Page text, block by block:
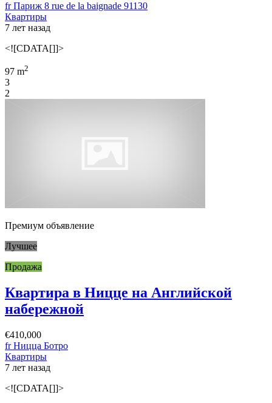
fr Париж 8 rue de la baignade 91130
Квартиры
7 лет назад
<![CDATA[]]>
97 m2
3
2
Премиум объявление
Лучшее
Продажа
Квартира в Ницце на Английской
набережной
€410,000
fr Ницца Ботро
Квартиры
7 лет назад
<![CDATA[]]>